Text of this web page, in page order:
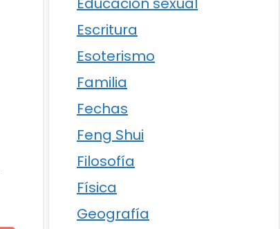
Escritura
Esoterismo
Familia
Fechas
Feng Shui
Filosofía
Física
Geografía